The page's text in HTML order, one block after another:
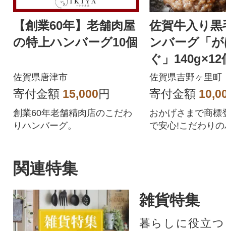
【創業60年】老舗肉屋
の特上ハンバーグ10個
佐賀県唐津市
寄付金額 15,000円
創業60年老舗精肉店のこだわ
りハンバーグ。
佐賀牛入り黒
ンバーグ「
ぐ」140g×12
佐賀県吉野ヶ里町
寄付金額
おかげさまで商標
で安心!こだわり
関連特集
雑貨特集
暮らしに役立